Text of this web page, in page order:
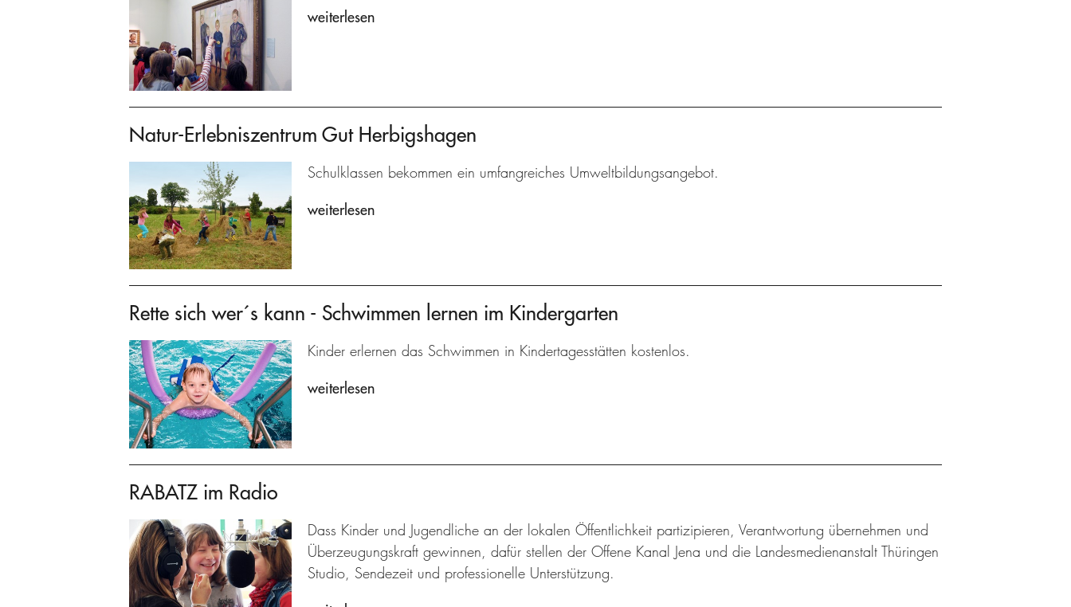
weiterlesen
Natur-Erlebniszentrum Gut Herbigshagen
Schulklassen bekommen ein umfangreiches Umweltbildungsangebot.
weiterlesen
Rette sich wer´s kann - Schwimmen lernen im Kindergarten
Kinder erlernen das Schwimmen in Kindertagesstätten kostenlos.
weiterlesen
RABATZ im Radio
Dass Kinder und Jugendliche an der lokalen Öffentlichkeit partizipieren, Verantwortung übernehmen und
Überzeugungskraft gewinnen, dafür stellen der Offene Kanal Jena und die Landesmedienanstalt Thüringen
Studio, Sendezeit und professionelle Unterstützung.